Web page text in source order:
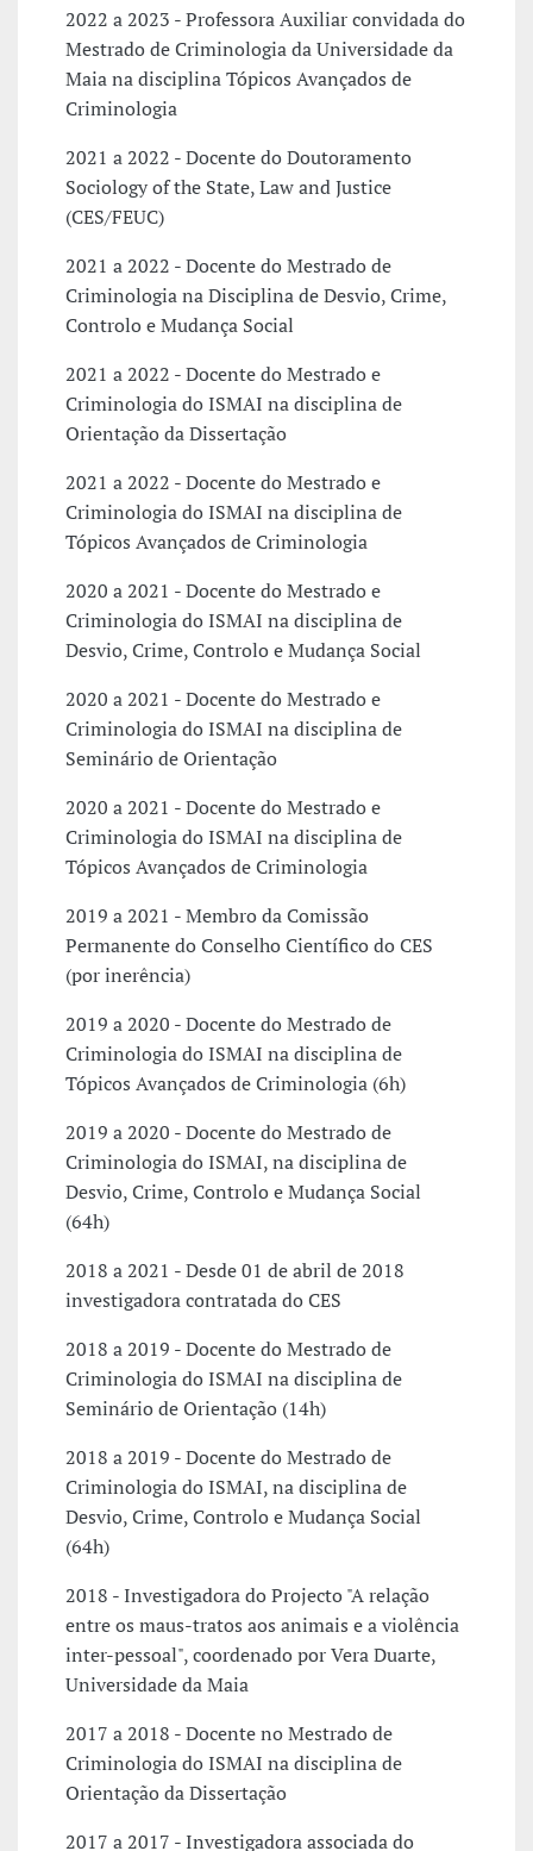
2022 a 2023 - Professora Auxiliar convidada do
Mestrado de Criminologia da Universidade da
Maia na disciplina Tópicos Avançados de
Criminologia
2021 a 2022 - Docente do Doutoramento
Sociology of the State, Law and Justice
(CES/FEUC)
2021 a 2022 - Docente do Mestrado de
Criminologia na Disciplina de Desvio, Crime,
Controlo e Mudança Social
2021 a 2022 - Docente do Mestrado e
Criminologia do ISMAI na disciplina de
Orientação da Dissertação
2021 a 2022 - Docente do Mestrado e
Criminologia do ISMAI na disciplina de
Tópicos Avançados de Criminologia
2020 a 2021 - Docente do Mestrado e
Criminologia do ISMAI na disciplina de
Desvio, Crime, Controlo e Mudança Social
2020 a 2021 - Docente do Mestrado e
Criminologia do ISMAI na disciplina de
Seminário de Orientação
2020 a 2021 - Docente do Mestrado e
Criminologia do ISMAI na disciplina de
Tópicos Avançados de Criminologia
2019 a 2021 - Membro da Comissão
Permanente do Conselho Científico do CES
(por inerência)
2019 a 2020 - Docente do Mestrado de
Criminologia do ISMAI na disciplina de
Tópicos Avançados de Criminologia (6h)
2019 a 2020 - Docente do Mestrado de
Criminologia do ISMAI, na disciplina de
Desvio, Crime, Controlo e Mudança Social
(64h)
2018 a 2021 - Desde 01 de abril de 2018
investigadora contratada do CES
2018 a 2019 - Docente do Mestrado de
Criminologia do ISMAI na disciplina de
Seminário de Orientação (14h)
2018 a 2019 - Docente do Mestrado de
Criminologia do ISMAI, na disciplina de
Desvio, Crime, Controlo e Mudança Social
(64h)
2018 - Investigadora do Projecto "A relação
entre os maus-tratos aos animais e a violência
inter-pessoal", coordenado por Vera Duarte,
Universidade da Maia
2017 a 2018 - Docente no Mestrado de
Criminologia do ISMAI na disciplina de
Orientação da Dissertação
2017 a 2017 - Investigadora associada do